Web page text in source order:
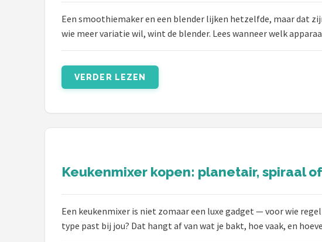
Keukenmachines
Staafmixers
Kenwood
Moulinex
KitchenAid
Een smoothiemaker en een blender lijken hetzelfde, maar dat
wie meer variatie wil, wint de blender. Lees wanneer welk
VERDER LEZEN
Keukenmixer kopen: planetair, spiraal
Een keukenmixer is niet zomaar een luxe gadget — voor wie
type past bij jou? Dat hangt af van wat je bakt, hoe vaak, en